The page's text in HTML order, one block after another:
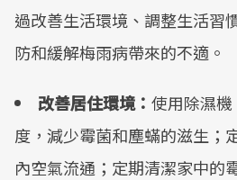
過改善生活環境、調整生活習
防和緩解梅雨病帶來的不適。
改善居住環境： 使用除濕
度，減少霉菌和塵蟎的滋生；
內空氣流通；定期清潔家中的